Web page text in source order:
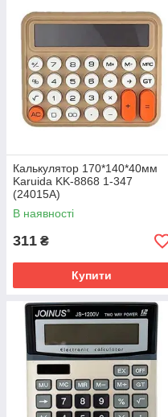
Калькулятор 170*140*40мм
Karuida KK-8868 1-347
(24015А)
В наявності
311 ₴
Купити